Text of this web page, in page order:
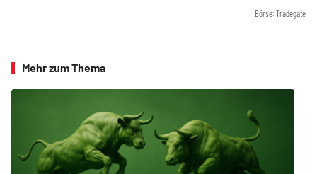
Börse: Tradegate
Mehr zum Thema